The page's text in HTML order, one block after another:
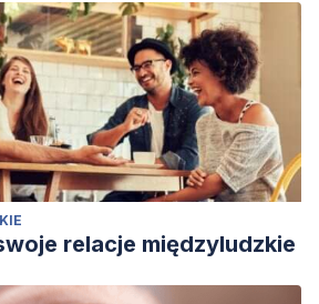
relacje międzyludzkie